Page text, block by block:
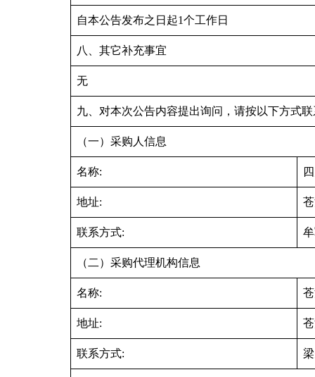
自本公告发布之日起1个工作日
八、其它补充事宜
无
九、对本次公告内容提出询问，请按以下方式联
（一）采购人信息
名称:
地址:
联系方式:
（二）采购代理机构信息
名称:
地址:
联系方式: